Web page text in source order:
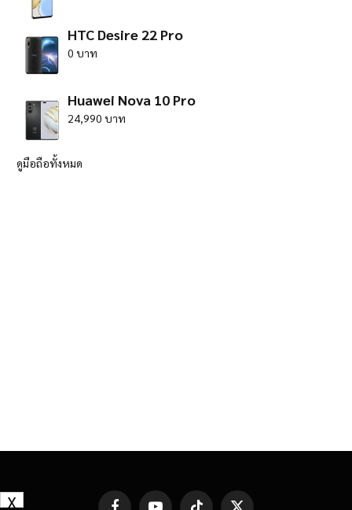
HTC Desire 22 Pro
0 บาท
Huawei Nova 10 Pro
24,990 บาท
ดูมือถือทั้งหมด
X